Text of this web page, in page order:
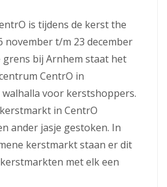
is tijdens de kerst the
november t/m 23 december
grens bij Arnhem staat het
CentrO in
voor kerstshoppers.
in CentrO
ander jasje gestoken. In
kerstmarkt staan er dit
met elk een